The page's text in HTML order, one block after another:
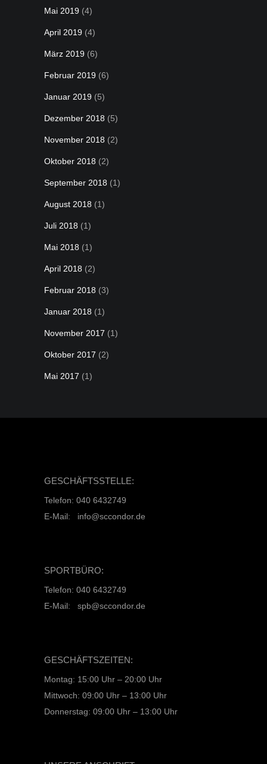
Mai 2019 (4)
April 2019 (4)
März 2019 (6)
Februar 2019 (6)
Januar 2019 (5)
Dezember 2018 (5)
November 2018 (2)
Oktober 2018 (2)
September 2018 (1)
August 2018 (1)
Juli 2018 (1)
Mai 2018 (1)
April 2018 (2)
Februar 2018 (3)
Januar 2018 (1)
November 2017 (1)
Oktober 2017 (2)
Mai 2017 (1)
GESCHÄFTSSTELLE:
Telefon: 040 6432749
E-Mail: info@sccondor.de
SPORTBÜRO:
Telefon: 040 6432749
E-Mail: spb@sccondor.de
GESCHÄFTSZEITEN:
Montag: 15:00 Uhr – 20:00 Uhr
Mittwoch: 09:00 Uhr – 13:00 Uhr
Donnerstag: 09:00 Uhr – 13:00 Uhr